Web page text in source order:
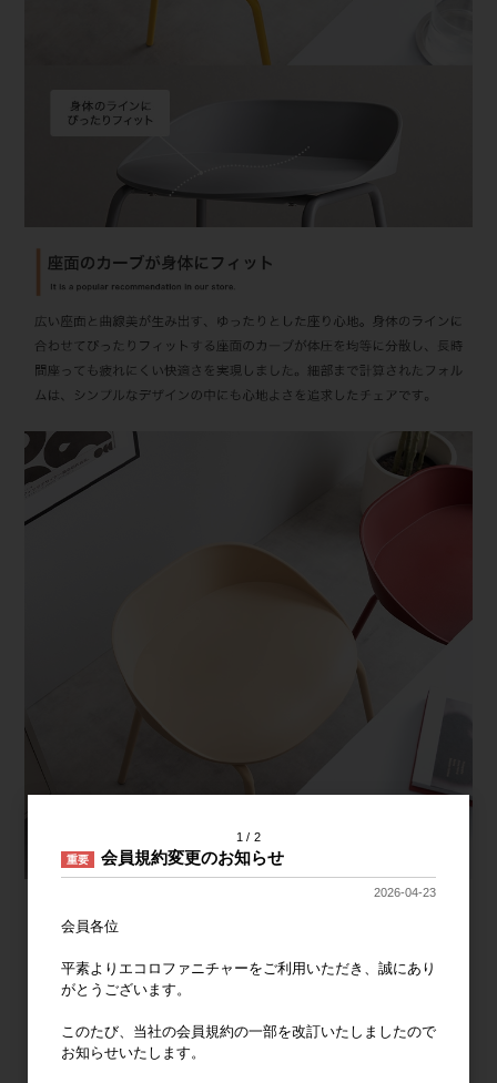
1 2
重要 会員規約変更のお知らせ
2026-04-23
会員各位
平素よりエコロファニチャーをご利用いただき、誠にあり
がとうございます。
このたび、当社の会員規約の一部を改訂いたしましたので
お知らせいたします。